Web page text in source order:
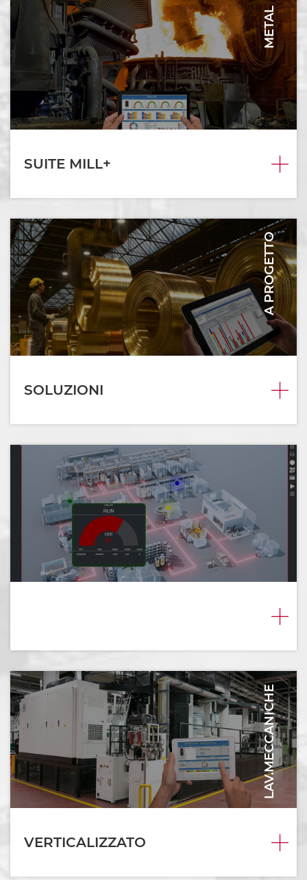
METAL
SUITE MILL+
A PROGETTO
SOLUZIONI
LAV.MECCANICHE
VERTICALIZZATO